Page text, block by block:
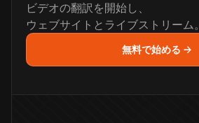
ビデオの翻訳を開始し、
ウェブサイトとライブストリーム。
無料で始める →